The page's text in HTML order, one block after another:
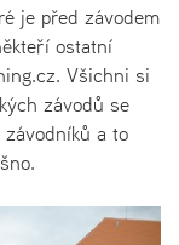
je před závodem
ostatní
Všichni si
závodů se
a to